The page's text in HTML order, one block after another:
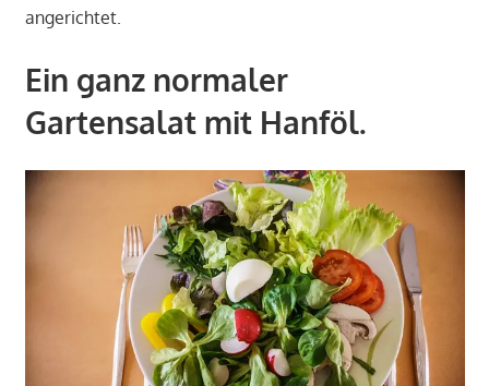
angerichtet.
Ein ganz normaler
Gartensalat mit Hanföl.